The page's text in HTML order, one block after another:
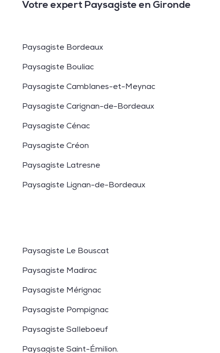
Votre expert Paysagiste en Gironde
Paysagiste Bordeaux
Paysagiste Bouliac
Paysagiste Camblanes-et-Meynac
Paysagiste Carignan-de-Bordeaux
Paysagiste Cénac
Paysagiste Créon
Paysagiste Latresne
Paysagiste Lignan-de-Bordeaux
Paysagiste Le Bouscat
Paysagiste Madirac
Paysagiste Mérignac
Paysagiste Pompignac
Paysagiste Salleboeuf
Paysagiste Saint-Émilion.